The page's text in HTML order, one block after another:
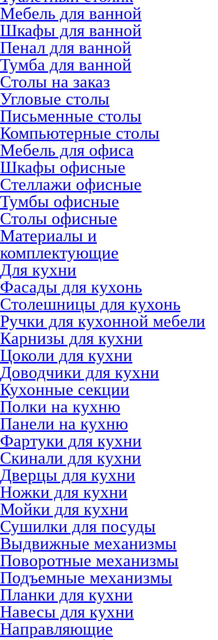
Мебель для ванной
Шкафы для ванной
Пенал для ванной
Тумба для ванной
Столы на заказ
Угловые столы
Письменные столы
Компьютерные столы
Мебель для офиса
Шкафы офисные
Стеллажи офисные
Тумбы офисные
Столы офисные
Материалы и
комплектующие
Для кухни
Фасады для кухонь
Столешницы для кухонь
Ручки для кухонной мебели
Карнизы для кухни
Цоколи для кухни
Доводчики для кухни
Кухонные секции
Полки на кухню
Панели на кухню
Фартуки для кухни
Скинали для кухни
Дверцы для кухни
Ножки для кухни
Мойки для кухни
Сушилки для посуды
Выдвижные механизмы
Поворотные механизмы
Подъемные механизмы
Планки для кухни
Навесы для кухни
Направляющие